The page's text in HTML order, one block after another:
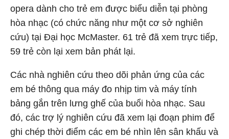
opera dành cho trẻ em được biểu diễn tại phòng
hòa nhạc (có chức năng như một cơ sở nghiên
cứu) tại Đại học McMaster. 61 trẻ đã xem trực tiếp,
59 trẻ còn lại xem bản phát lại.
Các nhà nghiên cứu theo dõi phản ứng của các
em bé thông qua máy đo nhịp tim và máy tính
bảng gắn trên lưng ghế của buổi hòa nhạc. Sau
đó, các trợ lý nghiên cứu đã xem lại đoạn phim để
ghi chép thời điểm các em bé nhìn lên sân khấu và